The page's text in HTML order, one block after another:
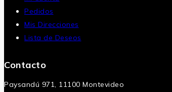
Pedidos
Mis Direcciones
Lista de Deseos
Contacto
Paysandú 971, 11100 Montevideo